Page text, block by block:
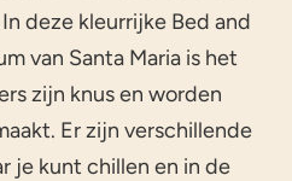
deze kleurrijke Bed and
van Santa Maria is het
zijn knus en worden
Er zijn verschillende
je kunt chillen en in de